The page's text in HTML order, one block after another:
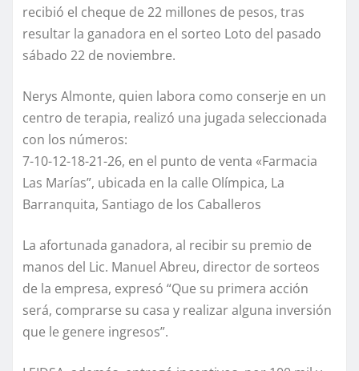
recibió el cheque de 22 millones de pesos, tras
resultar la ganadora en el sorteo Loto del pasado
sábado 22 de noviembre.
Nerys Almonte, quien labora como conserje en un
centro de terapia, realizó una jugada seleccionada
con los números:
7-10-12-18-21-26, en el punto de venta «Farmacia
Las Marías”, ubicada en la calle Olímpica, La
Barranquita, Santiago de los Caballeros
La afortunada ganadora, al recibir su premio de
manos del Lic. Manuel Abreu, director de sorteos
de la empresa, expresó “Que su primera acción
será, comprarse su casa y realizar alguna inversión
que le genere ingresos”.